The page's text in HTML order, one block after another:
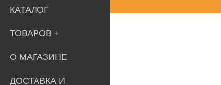
КАТАЛОГ
ТОВАРОВ
О МАГАЗИНЕ
ДОСТАВКА И